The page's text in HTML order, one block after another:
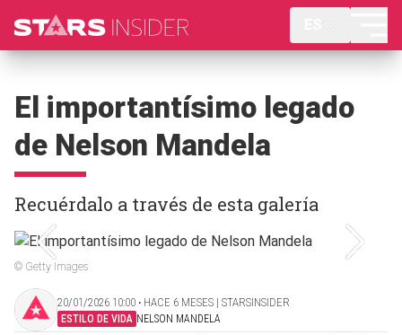
El importantísimo legado
de Nelson Mandela
Recuérdalo a través de esta galería
© Getty Images
20/01/2026 10:00 ‧ HACE 6 MESES | STARSINSIDER
ESTILO DE VIDA NELSON MANDELA